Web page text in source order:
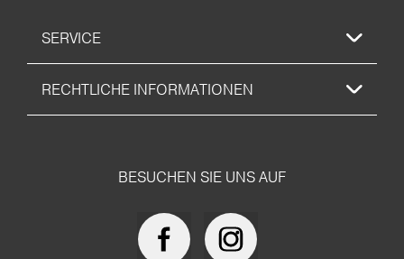
SERVICE
RECHTLICHE INFORMATIONEN
BESUCHEN SIE UNS AUF